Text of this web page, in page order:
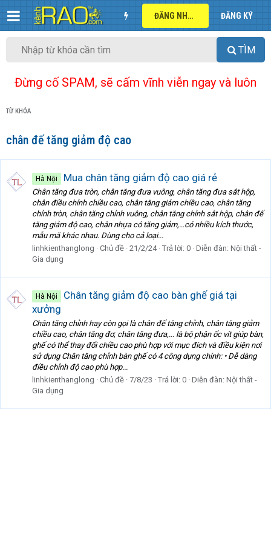
ĐĂNG NHẬP ĐĂNG KÝ
TÌM
Đừng cố SPAM, sẽ cấm vĩnh viễn ngay và luôn
TỪ KHÓA
chân đế tăng giảm độ cao
Hà Nội Mua chân tăng giảm độ cao giá rẻ
Chân tăng đưa tròn, chân tăng đưa vuông, chân tăng đưa sắt hộp,
chân điều chỉnh chiều cao, chân tăng giảm chiều cao, chân tăng
chỉnh tròn, chân tăng chỉnh vuông, chân tăng chỉnh sắt hộp, chân đế
tăng giảm độ cao, chân nhựa có tăng giảm,…có nhiều kích thước,
mẫu mã khác nhau. Dùng cho cả loại...
linhkienthanglong
Chủ đề 21/2/24 Trả lời: 0 Diễn đàn: Nội thất -
Gia dụng
Hà Nội
Chân tăng giảm độ cao bàn ghế giá tại
xưởng
Chân tăng chỉnh hay còn gọi là chân đế tăng chỉnh, chân tăng giảm
chiều cao, chân tăng đơ, chân tăng đưa,... là bộ phận ốc vít giúp bàn,
ghế có thể thay đổi chiều cao phù hợp với mục đích và điều kiện nơi
sử dụng Chân tăng chỉnh bàn ghế có 4 công dụng chính: • Dễ dàng
điều chỉnh độ cao phù hợp...
linhkienthanglong
Chủ đề 7/8/23 Trả lời: 0 Diễn đàn: Nội thất -
Gia dụng